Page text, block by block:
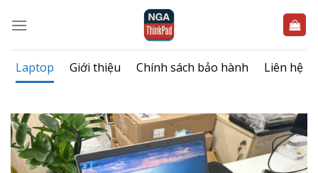
qua
dungLaptop Giới thiệu Chính sách bảo hành Liên hệ